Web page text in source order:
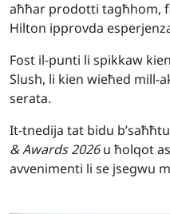
aħħar prodotti tagħhom,
Hilton ipprovda
Fost il-punti li spikkaw
Slush, li kien wieħed
serata.
It-tnedija tat bidu
& Awards 2026u ħolqot
avvenimenti li se jsegwu